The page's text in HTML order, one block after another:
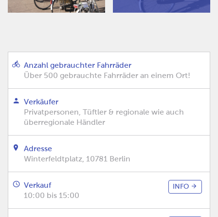
Anzahl gebrauchter Fahrräder
Über 500 gebrauchte Fahrräder an einem Ort!
Verkäufer
Privatpersonen, Tüftler & regionale wie auch
überregionale Händler
Adresse
Winterfeldtplatz, 10781 Berlin
Verkauf
10:00 bis 15:00
INFO